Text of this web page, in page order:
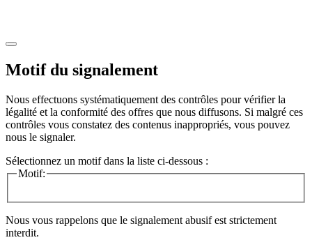
Motif du signalement
Nous effectuons systématiquement des contrôles pour vérifier la
légalité et la conformité des offres que nous diffusons. Si malgré ces
contrôles vous constatez des contenus inappropriés, vous pouvez
nous le signaler.
Sélectionnez un motif dans la liste ci-dessous :
Motif:
Nous vous rappelons que le signalement abusif est strictement
interdit.